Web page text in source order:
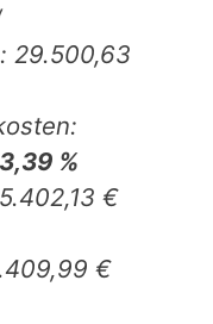
29.500,63
3,39 %
€
€